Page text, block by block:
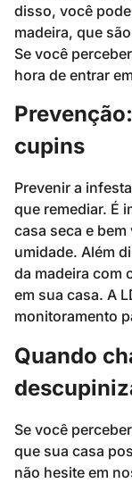
disso, você
madeira, que
Se você
hora de entrar
cupins
Prevenir a
que remediar. É
casa seca e
umidade. Além
da madeira com
em sua casa. A
monitoramento
Quando
Se você
que sua casa
não hesite em